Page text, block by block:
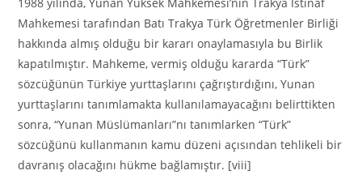
Mahkemesi tarafından Batı Trakya Türk Öğretmenler Birliği
hakkında almış olduğu bir kararı onaylamasıyla bu Birlik
kapatılmıştır. Mahkeme, vermiş olduğu kararda “Türk”
sözcüğünün Türkiye yurttaşlarını çağrıştırdığını, Yunan
yurttaşlarını tanımlamakta kullanılamayacağını belirttikten
sonra, “Yunan Müslümanları”nı tanımlarken “Türk”
sözcüğünü kullanmanın kamu düzeni açısından tehlikeli bir
davranış olacağını hükme bağlamıştır. [viii]